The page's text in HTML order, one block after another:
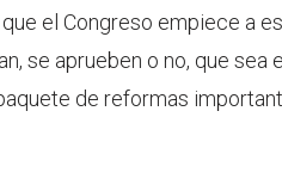
el Congreso empiece a
se aprueben o no, que
de reformas